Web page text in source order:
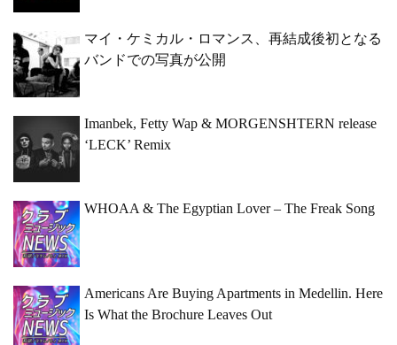
マイ・ケミカル・ロマンス、再結成後初となる
バンドでの写真が公開
Imanbek, Fetty Wap & MORGENSHTERN release
‘LECK’ Remix
WHOAA & The Egyptian Lover – The Freak Song
Americans Are Buying Apartments in Medellin. Here
Is What the Brochure Leaves Out